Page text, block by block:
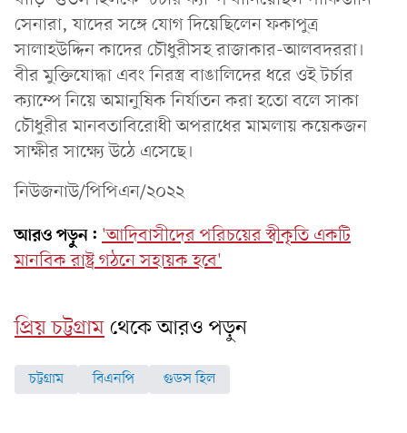
সেনারা, যাদের সঙ্গে যোগ দিয়েছিলেন ফকাপুত্র
সালাহউদ্দিন কাদের চৌধুরীসহ রাজাকার-আলবদররা।
বীর মুক্তিযোদ্ধা এবং নিরস্ত্র বাঙালিদের ধরে ওই টর্চার
ক্যাম্পে নিয়ে অমানুষিক নির্যাতন করা হতো বলে সাকা
চৌধুরীর মানবতাবিরোধী অপরাধের মামলায় কয়েকজন
সাক্ষীর সাক্ষ্যে উঠে এসেছে।
নিউজনাউ/পিপিএন/২০২২
আরও পড়ুন: 'আদিবাসীদের পরিচয়ের স্বীকৃতি একটি
মানবিক রাষ্ট্র গঠনে সহায়ক হবে'
প্রিয় চট্টগ্রামথেকে আরও পড়ুন
চট্টগ্রাম বিএনপি গুডস হিল